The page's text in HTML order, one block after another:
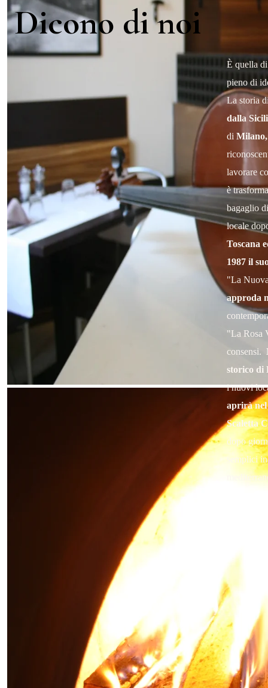
Dicono di noi
È quella
pieno di
La storia
dalla
di Milano,
lavorare
è
bagaglio
locale
Toscana
1987 il
"La
approda
"La Rosa
consensi.
storico di
i nuovi
aprirà nel
Scaletta
dopo
semplici